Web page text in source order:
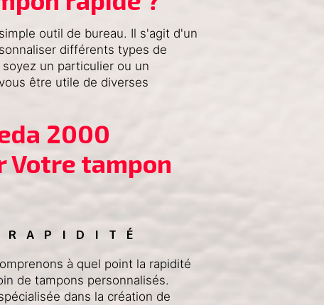
outil de bureau. Il s'agit d'un
différents types de
un particulier ou un
être utile de diverses
2000
tampon
à quel point la rapidité
de tampons personnalisés.
dans la création de